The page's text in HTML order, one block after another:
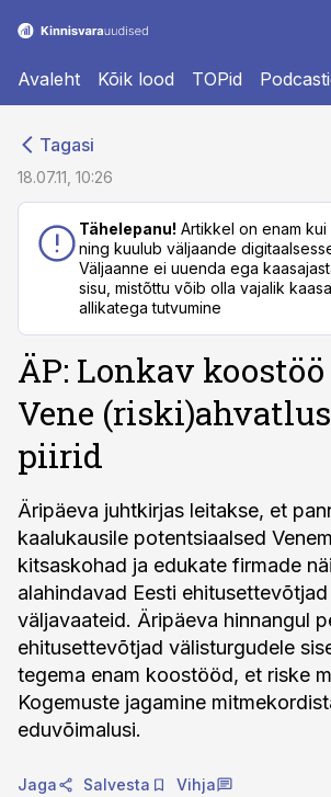
Avaleht Kõik lood TOPid
Tagasi
18.07.11, 10:26
Tähelepanu! Artikkel on enam kui
ning kuulub väljaande
Väljaanne ei uuenda ega
sisu, mistõttu võib olla vajalik
allikatega tutvumine
ÄP: Lonkav koostöö
Vene
piirid
Äripäeva juhtkirjas leitakse, et
kaalukausile potentsiaalsed
kitsaskohad ja edukate firmade
alahindavad Eesti
väljavaateid. Äripäeva hinnangul
ehitusettevõtjad välisturgudele
tegema enam koostööd, et riske
Kogemuste jagamine
eduvõimalusi.
Jaga Salvesta Vihja